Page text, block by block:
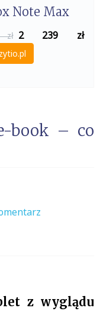
Note Max
2 239 zł
book – co
z wyglądu